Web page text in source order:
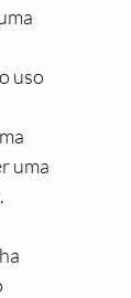
uso
uma